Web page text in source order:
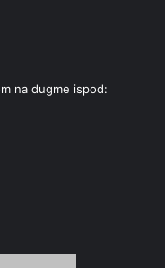
na dugme ispod: